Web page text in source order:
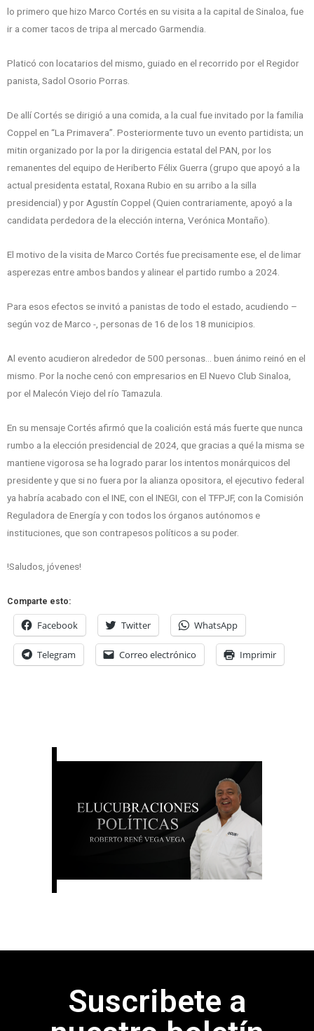
lo primero que hizo Marco Cortés en su visita a la capital de Sinaloa, fue
ir a comer tacos de tripa al mercado Garmendia.
Platicó con locatarios del mismo, guiado en el recorrido por el Regidor
panista, Sadol Osorio Porras.
De allí Cortés se dirigió a una comida, a la cual fue invitado por la familia
Coppel en “La Primavera”. Posteriormente tuvo un evento partidista; un
mitin organizado por la por la dirigencia estatal del PAN, por los
remanentes del equipo de Heriberto Félix Guerra (grupo que apoyó a la
actual presidenta estatal, Roxana Rubio en su arribo a la silla
presidencial) y por Agustín Coppel (Quien contrariamente, apoyó a la
candidata perdedora de la elección interna, Verónica Montaño).
El motivo de la visita de Marco Cortés fue precisamente ese, el de limar
asperezas entre ambos bandos y alinear el partido rumbo a 2024.
Para esos efectos se invitó a panistas de todo el estado, acudiendo –
según voz de Marco -, personas de 16 de los 18 municipios.
Al evento acudieron alrededor de 500 personas… buen ánimo reinó en el
mismo. Por la noche cenó con empresarios en El Nuevo Club Sinaloa,
por el Malecón Viejo del río Tamazula.
En su mensaje Cortés afirmó que la coalición está más fuerte que nunca
rumbo a la elección presidencial de 2024, que gracias a qué la misma se
mantiene vigorosa se ha logrado parar los intentos monárquicos del
presidente y que si no fuera por la alianza opositora, el ejecutivo federal
ya habría acabado con el INE, con el INEGI, con el TFPJF, con la Comisión
Reguladora de Energía y con todos los órganos autónomos e
instituciones, que son contrapesos políticos a su poder.
!Saludos, jóvenes!
Comparte esto:
Facebook Twitter WhatsApp
Telegram Correo electrónico Imprimir
Suscribete a